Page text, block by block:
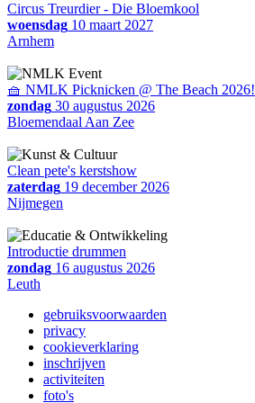
Circus Treurdier - Die Bloemkool
woensdag 10 maart 2027
Arnhem
🧺 NMLK Picknicken @ The Beach 2026!
zondag 30 augustus 2026
Bloemendaal Aan Zee
Clean pete's kerstshow
zaterdag 19 december 2026
Nijmegen
Introductie drummen
zondag 16 augustus 2026
Leuth
gebruiksvoorwaarden
privacy
cookieverklaring
inschrijven
activiteiten
foto's